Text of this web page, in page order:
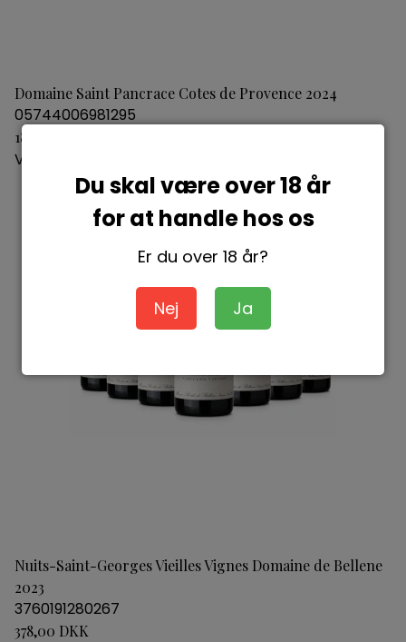
Du skal være over 18 år
for at handle hos os
Er du over 18 år?
Nej Ja
Domaine Saint Pancrace Cotes de Provence 2024
05744006981295
180,00 DKK
Vis produkt
Nuits-Saint-Georges Vieilles Vignes Domaine de Bellene
2023
3760191280267
378,00 DKK